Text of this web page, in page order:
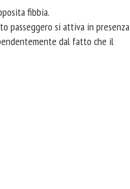
fibbia.
passeggero si attiva in presenza
dal fatto che il